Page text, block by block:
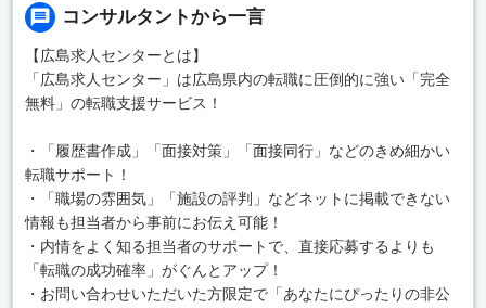
コンサルタントから一言
【広島求人センターとは】
「広島求人センター」は広島県内の転職に圧倒的に強い「完全
無料」の転職支援サービス！
・「履歴書作成」「面接対策」「面接同行」などのきめ細かい
転職サポート！
・「職場の雰囲気」「施設の評判」などネットに掲載できない
情報も担当者から事前にお伝え可能！
・内情をよく知る担当者のサポートで、直接応募するよりも
「転職の成功確率」がぐんとアップ！
・お問い合わせいただいた方限定で「あなたにぴったりの非公